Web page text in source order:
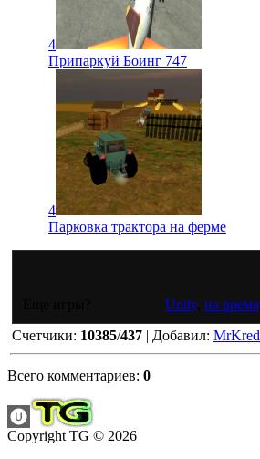
4
Припаркуй Боинг 747
4
Парковка трактора на ферме
Unity, на время
Счетчики: 10385/437 | Добавил:
Всего комментариев: 0
Copyright TG © 2026